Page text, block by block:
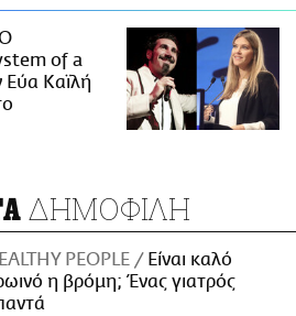
of a
Εύα Καϊλή
ΔΗΜΟΦΙΛΗ
PEOPLE
Είναι καλό
η βρόμη; Ένας γιατρός